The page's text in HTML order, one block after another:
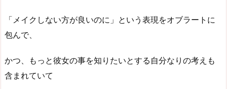
「メイクしない方が良いのに」という表現をオブラートに
包んで、
かつ、もっと彼女の事を知りたいとする自分なりの考えも
含まれていて